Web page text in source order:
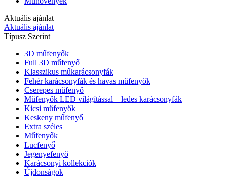
Aktuális ajánlat
Aktuális ajánlat
Típusz Szerint
3D műfenyők
Full 3D műfenyő
Klasszikus műkarácsonyfák
Fehér karácsonyfák és havas műfenyők
Cserepes műfenyő
Műfenyők LED világítással – ledes karácsonyfák
Kicsi műfenyők
Keskeny műfenyő
Extra széles
Műfenyők
Lucfenyő
Jegenyefenyő
Karácsonyi kollekciók
Újdonságok